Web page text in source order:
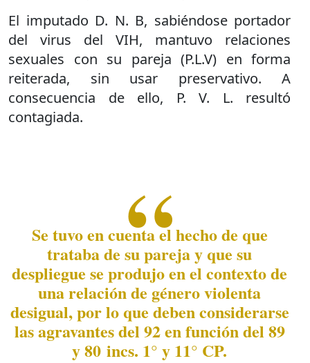
El imputado D. N. B, sabiéndose portador
del virus del VIH, mantuvo relaciones
sexuales con su pareja (P.L.V) en forma
reiterada, sin usar preservativo. A
consecuencia de ello, P. V. L. resultó
contagiada.
Se tuvo en cuenta el hecho de que
trataba de su pareja y que su
despliegue se produjo en el contexto de
una relación de género violenta
desigual, por lo que deben considerarse
las agravantes del 92 en función del 89
y 80 incs. 1° y 11° CP.